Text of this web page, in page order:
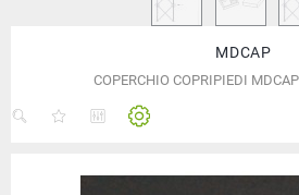
MDCAP
COPERCHIO COPRIPIEDI